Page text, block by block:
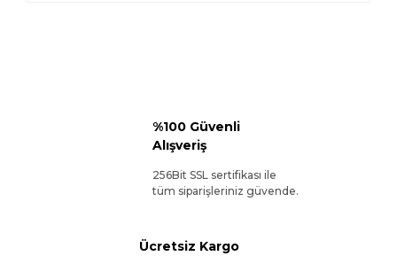
%100 Güvenli
Alışveriş
256Bit SSL sertifikası ile
tüm siparişleriniz güvende.
Ücretsiz Kargo